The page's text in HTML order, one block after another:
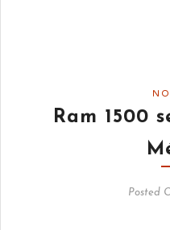
Ram 1500
Posted